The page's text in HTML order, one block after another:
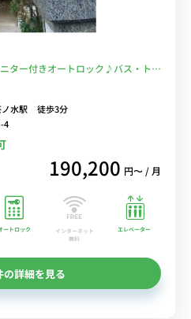
ター付きオートロック♪バス・トイ
水駅 徒歩3分
4
190,200 円〜 / 月
ートロック
インターネット
無料
エレベーター
の詳細を見る